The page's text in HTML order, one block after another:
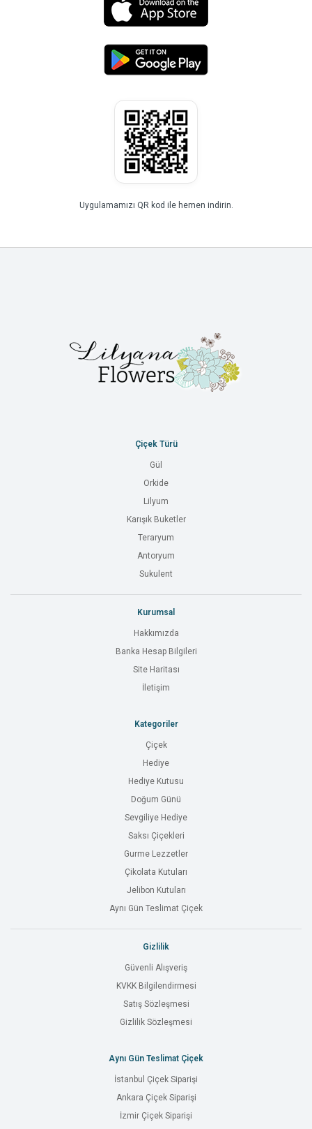
Uygulamamızı QR kod ile hemen indirin.
Çiçek Türü
Gül
Orkide
Lilyum
Karışık Buketler
Teraryum
Antoryum
Sukulent
Kurumsal
Hakkımızda
Banka Hesap Bilgileri
Site Haritası
İletişim
Kategoriler
Çiçek
Hediye
Hediye Kutusu
Doğum Günü
Sevgiliye Hediye
Saksı Çiçekleri
Gurme Lezzetler
Çikolata Kutuları
Jelibon Kutuları
Aynı Gün Teslimat Çiçek
Gizlilik
Güvenli Alışveriş
KVKK Bilgilendirmesi
Satış Sözleşmesi
Gizlilik Sözleşmesi
Aynı Gün Teslimat Çiçek
İstanbul Çiçek Siparişi
Ankara Çiçek Siparişi
İzmir Çiçek Siparişi